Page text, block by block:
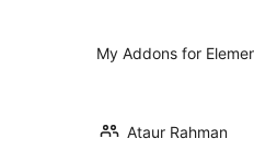
My Addons for
Ataur Rahman